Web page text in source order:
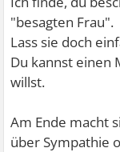
"besagten Frau".
Lass sie doch
Du kannst einen
willst.
Am Ende macht
über Sympathie